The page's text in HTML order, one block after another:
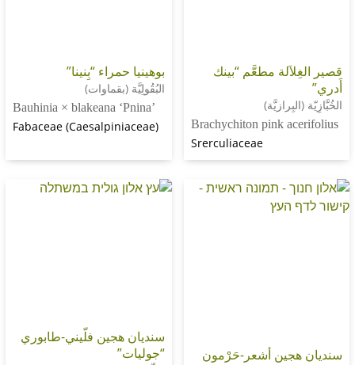
مطعَّم “بينك
Brachychiton pink
Srerculiaceae
بوهينيا حمراء “بِنينا”
البُقُولِيَّة (بقماوات)
Bauhinia × blakeana ‘Pnina’
Fabaceae (Caesalpiniaceae)
أشعر-حَرْمون
سنديان هجين فلّيني-طابوري
“جوليات”